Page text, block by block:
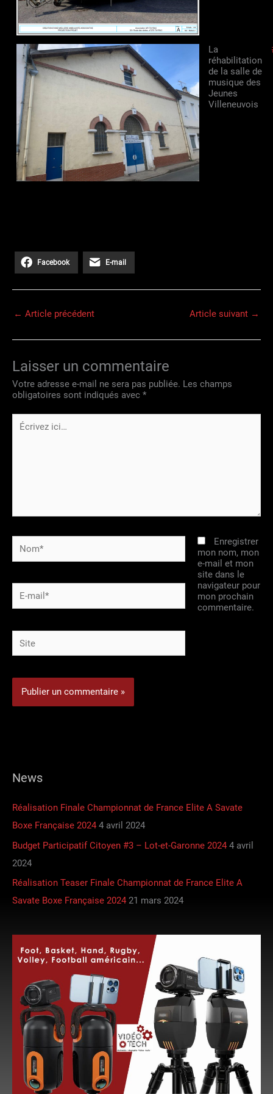
La
réhabilitation
de la salle de
musique des
Jeunes
Villeneuvois
Facebook E-mail
← Article précédent Article suivant →
Laisser un commentaire
Votre adresse e-mail ne sera pas publiée. Les champs
obligatoires sont indiqués avec *
Écrivez
ici…
mail*
Enregistrer
mon nom, mon
e-mail et mon
site dans le
navigateur pour
mon prochain
commentaire.
News
Réalisation Finale Championnat de France Elite A Savate
Boxe Française 2024 4 avril 2024
Budget Participatif Citoyen #3 – Lot-et-Garonne 2024 4 avril
2024
Réalisation Teaser Finale Championnat de France Elite A
Savate Boxe Française 2024 21 mars 2024